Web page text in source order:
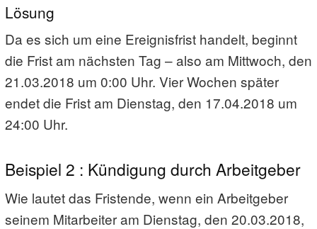
Lösung
Da es sich um eine Ereignisfrist handelt, beginnt
die Frist am nächsten Tag – also am Mittwoch, den
21.03.2018 um 0:00 Uhr. Vier Wochen später
endet die Frist am Dienstag, den 17.04.2018 um
24:00 Uhr.
Beispiel 2 : Kündigung durch Arbeitgeber
Wie lautet das Fristende, wenn ein Arbeitgeber
seinem Mitarbeiter am Dienstag, den 20.03.2018,